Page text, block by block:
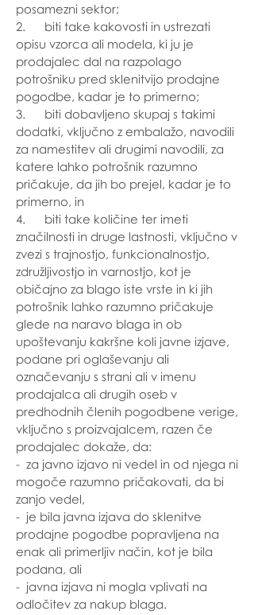
posamezni sektor;
2. biti take kakovosti in ustrezati
opisu vzorca ali modela, ki ju je
prodajalec dal na razpolago
potrošniku pred sklenitvijo prodajne
pogodbe, kadar je to primerno;
3. biti dobavljeno skupaj s takimi
dodatki, vključno z embalažo, navodili
za namestitev ali drugimi navodili, za
katere lahko potrošnik razumno
pričakuje, da jih bo prejel, kadar je to
primerno, in
4. biti take količine ter imeti
značilnosti in druge lastnosti, vključno v
zvezi s trajnostjo, funkcionalnostjo,
združljivostjo in varnostjo, kot je
običajno za blago iste vrste in ki jih
potrošnik lahko razumno pričakuje
glede na naravo blaga in ob
upoštevanju kakršne koli javne izjave,
podane pri oglaševanju ali
označevanju s strani ali v imenu
prodajalca ali drugih oseb v
predhodnih členih pogodbene verige,
vključno s proizvajalcem, razen če
prodajalec dokaže, da:
- za javno izjavo ni vedel in od njega ni
mogoče razumno pričakovati, da bi
zanjo vedel,
- je bila javna izjava do sklenitve
prodajne pogodbe popravljena na
enak ali primerljiv način, kot je bila
podana, ali
- javna izjava ni mogla vplivati na
odločitev za nakup blaga.